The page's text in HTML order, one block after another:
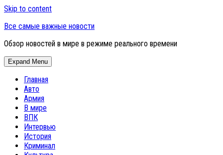
Skip to content
Все самые важные новости
Обзор новостей в мире в режиме реального времени
Expand Menu
Главная
Авто
Армия
В мире
ВПК
Интервью
История
Криминал